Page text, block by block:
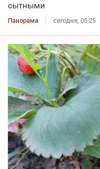
сытными
Панорама сегодня, 05:25